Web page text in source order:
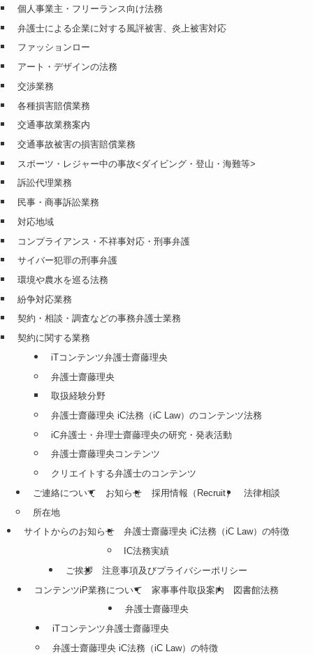
個人事業主・フリーランス向け法務
弁護士による企業に対する風評被害、炎上被害対応
ファッションロー
アート・デザインの法務
交渉業務
各種損害賠償業務
交通事故業務案内
交通事故被害の損害賠償業務
スポーツ・レジャー中の事故<ダイビング・登山・海難等>
訴訟代理業務
民事・商事訴訟業務
対応地域
コンプライアンス・不祥事対応・刑事弁護
サイバー犯罪の刑事弁護
環境や農水を巡る法務
紛争対応業務
契約・相談・調査などの事務弁護士業務
契約に関する業務
iTコンテンツ弁護士齋藤理央
弁護士齋藤理央
取扱経験分野
弁護士齋藤理央 iC法務（iC Law）のコンテンツ法務
iC弁護士・弁理士齋藤理央の研究・発表活動
弁護士齋藤理央コンテンツ
クリエイトする弁護士のコンテンツ
ご連絡について
所在地
お知らせ 採用情報（Recruit） 法律相談
サイトからのお知らせ
弁護士齋藤理央 iC法務（iC Law）の特徴
IC法務実績
ご挨拶
注意事項及びプライバシーポリシー
コンテンツiP業務について
家事事件取扱案内
図書館法務
弁護士齋藤理央
iTコンテンツ弁護士齋藤理央
弁護士齋藤理央 iC法務（iC Law）の特徴